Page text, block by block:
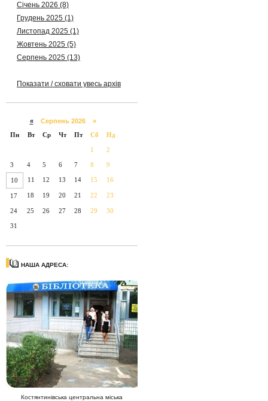
Січень 2026 (8)
Грудень 2025 (1)
Листопад 2025 (1)
Жовтень 2025 (5)
Серпень 2025 (13)
Показати / сховати увесь архів
«Серпень 2026 »
Пн
Вт Ср Чт Пт Сб Нд
1 2
3 4 5 6 7 8 9
10 11 12 13 14 15 16
17 18 19 20 21 22 23
24 25 26 27 28 29 30
31
НАША АДРЕСА:
Костянтинівська центральна міська